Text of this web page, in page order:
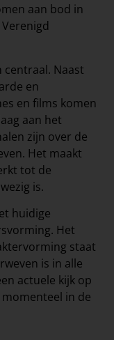
aan bod in
centraal. Naast
en
en films komen
aan het
zijn over de
Het maakt
tot de
is.
huidige
Het
staat
is in alle
actuele kijk op
in de